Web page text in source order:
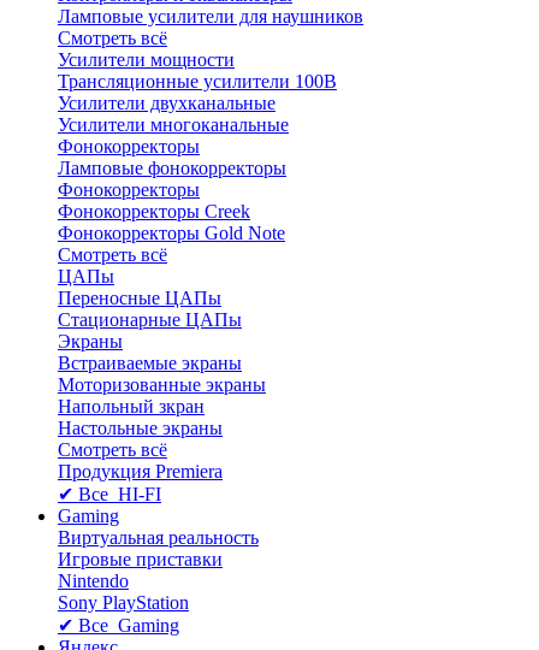
Ламповые усилители для наушников
Смотреть всё
Усилители мощности
Трансляционные усилители 100В
Усилители двухканальные
Усилители многоканальные
Фонокорректоры
Ламповые фонокорректоры
Фонокорректоры
Фонокорректоры Creek
Фонокорректоры Gold Note
Смотреть всё
ЦАПы
Переносные ЦАПы
Стационарные ЦАПы
Экраны
Встраиваемые экраны
Моторизованные экраны
Напольный зкран
Настольные экраны
Смотреть всё
Продукция Premiera
✔ Все HI-FI
Gaming
Виртуальная реальность
Игровые приставки
Nintendo
Sony PlayStation
✔ Все Gaming